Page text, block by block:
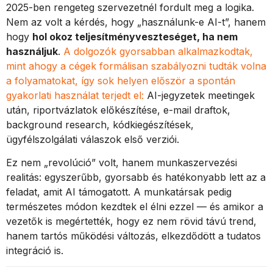
2025-ben rengeteg szervezetnél fordult meg a logika.
Nem az volt a kérdés, hogy „használunk-e AI-t”, hanem
hogy hol okoz teljesítményveszteséget, ha nem
használjuk. A dolgozók gyorsabban alkalmazkodtak,
mint ahogy a cégek formálisan szabályozni tudták volna
a folyamatokat, így sok helyen először a spontán
gyakorlati használat terjedt el: AI-jegyzetek meetingek
után, riportvázlatok előkészítése, e-mail draftok,
background research, kódkiegészítések,
ügyfélszolgálati válaszok első verziói.
Ez nem „revolúció” volt, hanem munkaszervezési
realitás: egyszerűbb, gyorsabb és hatékonyabb lett az a
feladat, amit AI támogatott. A munkatársak pedig
természetes módon kezdtek el élni ezzel — és amikor a
vezetők is megértették, hogy ez nem rövid távú trend,
hanem tartós működési változás, elkezdődött a tudatos
integráció is.